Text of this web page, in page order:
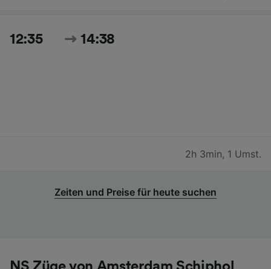
12:35 14:38
2h 3min, 1 Umst.
Zeiten und Preise für heute suchen